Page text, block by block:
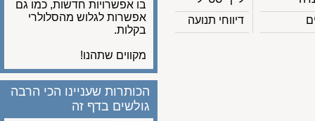
דיווחי תנועה
בו אפשרויות חדשות, כמו גם
אפשרות לגלוש מהסלולרי
בקלות.
מקווים שתהנו!
הכותרות שעניינו הכי הרבה
גולשים בדף זה